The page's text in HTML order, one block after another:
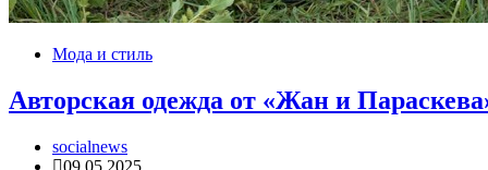
Мода и стиль
Авторская одежда от «Жан и
socialnews